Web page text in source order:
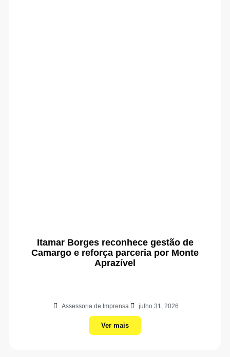
Itamar Borges reconhece gestão de
Camargo e reforça parceria por Monte
Aprazível
Assessoria de Imprensa julho 31, 2026
Ver mais